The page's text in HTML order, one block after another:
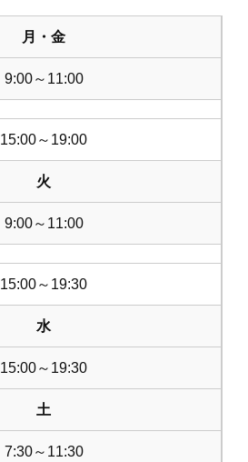
月・金
9:00～11:00
15:00～19:00
火
9:00～11:00
15:00～19:30
水
15:00～19:30
土
7:30～11:30